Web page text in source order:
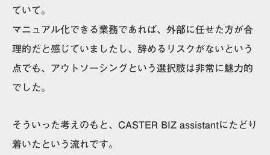
ていて。
マニュアル化できる業務であれば、外部に任せた方が合
理的だと感じていましたし、辞めるリスクがないという
点でも、アウトソーシングという選択肢は非常に魅力的
でした。
そういった考えのもと、CASTER BIZ assistantにたどり
着いたという流れです。